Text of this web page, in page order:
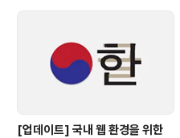
[업데이트] 국내 웹 환경을 위한